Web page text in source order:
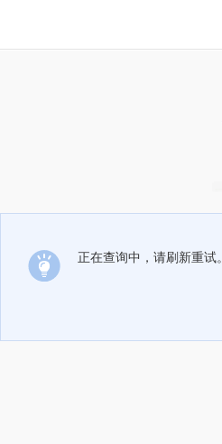
正在查询中，请刷新重试。